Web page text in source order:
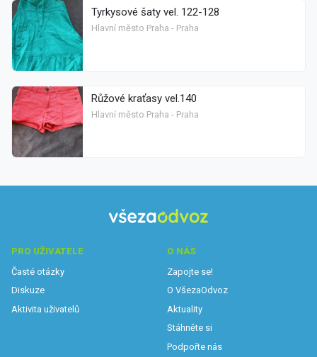
Tyrkysové šaty vel. 122-128
Hlavní město Praha - Praha
Růžové kraťasy vel.140
Hlavní město Praha - Praha
PRO UŽIVATELE
Časté otázky
Diskuze
Aktivita uživatelů
O NÁS
Zapojte se!
O VšezaOdvoz
Aktuality
Stáhněte si
Podpořte nás